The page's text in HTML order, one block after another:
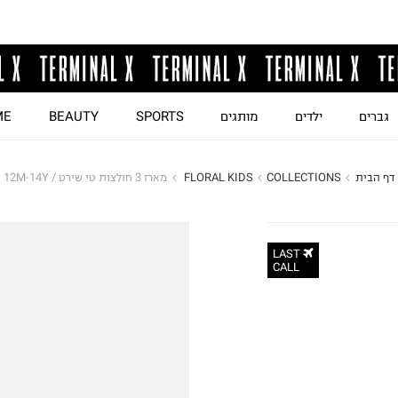
גברים ילדים מותגים SPORTS
BEAUTY
דף הבית COLLECTIONS
FLORAL KIDS מארז 3 חולצות טי שירט / 12M-14Y
LAST
CALL